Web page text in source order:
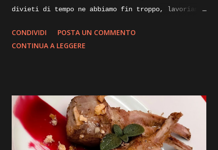
divieti di tempo ne abbiamo fin troppo, lavoriamo
ne verrà fuori, quindi spostiamoci dalla scrivania
ai fornelli ed iniziamo. Quando pensiamo ad un
impiattarlo, non dilunghiamoci oltre e andiamo
subito ad iniziare. Ingredienti: sfoglia di
pasta fresca, carne di tacchino, provola, olio
pepe, ricotta stagionata, mostarda, caciocavallo
CONDIVIDI
POSTA UN COMMENTO
CONTINUA A LEGGERE